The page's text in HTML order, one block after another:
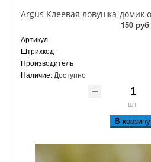
150 руб
Артикул
Штрихкод
Производитель
Наличие: Доступно
шт
В корзину